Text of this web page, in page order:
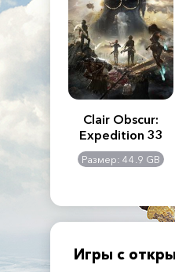
Creed
Clair Obscur:
Expedition 33
Размер: 44.9 GB
Игры с